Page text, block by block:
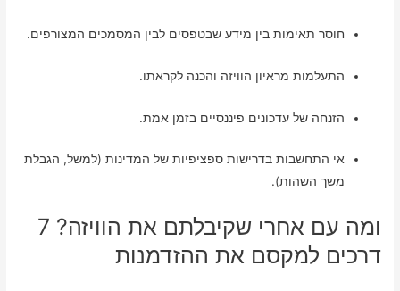
חוסר תאימות בין מידע שבטפסים לבין המסמכים המצורפים.
התעלמות מראיון הוויזה והכנה לקראתו.
הזנחה של עדכונים פיננסיים בזמן אמת.
אי התחשבות בדרישות ספציפיות של המדינות (למשל, הגבלת
משך השהות).
ומה עם אחרי שקיבלתם את הוויזה? 7
דרכים למקסם את ההזדמנות